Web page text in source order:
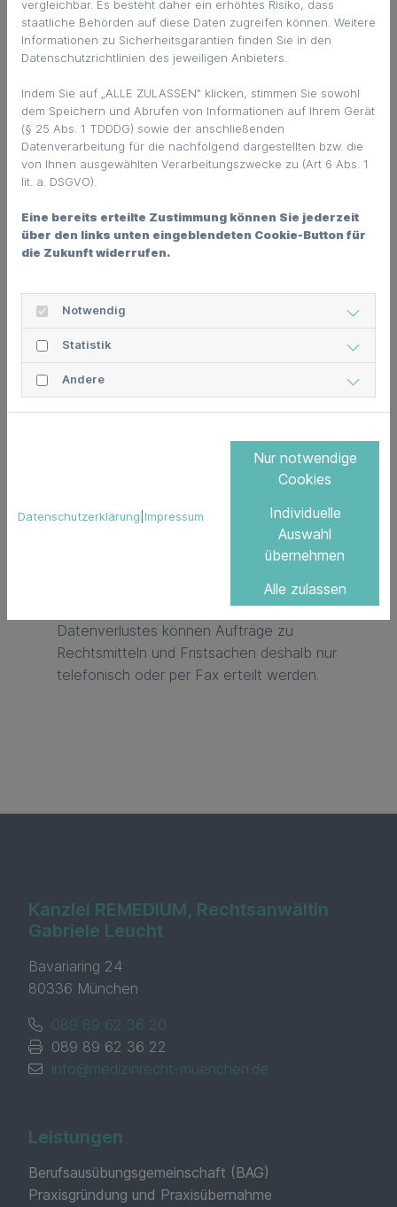
Diese Seiten dienen ausschließlich der
Information. Die Inhalte wurden sorgfältig
gepflegt. Eine Haftung für die Richtigkeit,
Vollständigkeit und Aktualität der Inhalte
wird jedoch nicht übernommen. Es handelt
sich hierbei um keine Rechtsberatung.
Durch die Nutzung dieser Seiten kann ein
Nutzer aufgrund der Information dieser
Seiten handeln, sollten sie konkrete
nehmen.
Es wird ausdrücklich auch keine Gewähr
übernommen für die Inhalte anderer
Internetseiten, auf die diese Seiten
mittelbar oder unmittelbar verweisen. Für
den Inhalt der verlinkten Seiten sind
ausschließlich die jeweiligen Betreiber
Mail beachten Sie bitte, dass wir einen
Spam-Filter einsetzen. Es ist nicht
ausgeschlossen, dass E-Mail-Nachrichten
dadurch ungewollt gelöscht werden.
Wegen der Gefahr des versehentlichen
Datenverlustes können Aufträge zu
Rechtsmitteln und Fristsachen deshalb nur
telefonisch oder per Fax erteilt werden.
Kanzlei REMEDIUM, Rechtsanwältin
Gabriele Leucht
Bavariaring 24
80336 München
089 89 62 36 20
089 89 62 36 22
info@medizinrecht-muenchen.de
Leistungen
Berufsausübungs­gemeinschaft (BAG)
Praxisgründung und Praxisübernahme
vergleichbar. Es besteht daher ein erhöhtes Risiko, dass
staatliche Behörden auf diese Daten zugreifen können. Weitere
Informationen zu Sicherheitsgarantien finden Sie in den
Datenschutzrichtlinien des jeweiligen Anbieters.
Indem Sie auf „ALLE ZULASSEN" klicken, stimmen Sie sowohl
dem Speichern und Abrufen von Informationen auf Ihrem Gerät
(§ 25 Abs. 1 TDDDG) sowie der anschließenden
Datenverarbeitung für die nachfolgend dargestellten bzw. die
von Ihnen ausgewählten Verarbeitungszwecke zu (Art 6 Abs. 1
lit. a. DSGVO).
Eine bereits erteilte Zustimmung können Sie jederzeit
über den links unten eingeblendeten Cookie-Button für
die Zukunft widerrufen.
Notwendig
Statistik
Andere
Datenschutzerklärung Impressum
Nur notwendige
Cookies
Individuelle
Auswahl
übernehmen
Alle zulassen